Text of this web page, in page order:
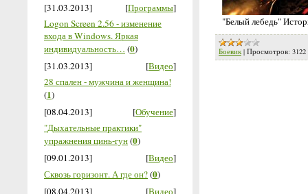
[31.03.2013] [Программы]
Logon Screen 2.56 - изменение
входа в Windows. Яркая
индивидуальность… (0)
[31.03.2013]
[Видео]
28 спален - мужчина и женщина!
(1)
[08.04.2013]
[Обучение]
"Дыхательные практики"
упражнения цинь-гун(0)
[09.01.2013]
[Видео]
Сквозь горизонт. А где он?(0)
[08.04.2013]
[Видео]
"Белый лебедь"
Боевик| Просмотров: 3122